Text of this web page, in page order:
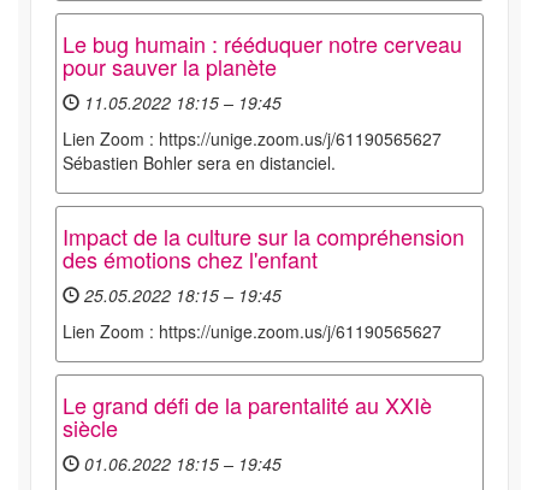
Le bug humain : rééduquer notre cerveau
pour sauver la planète
11.05.2022 18:15 – 19:45
Lien Zoom : https://unige.zoom.us/j/61190565627
Sébastien Bohler sera en distanciel.
Impact de la culture sur la compréhension
des émotions chez l'enfant
25.05.2022 18:15 – 19:45
Lien Zoom : https://unige.zoom.us/j/61190565627
Le grand défi de la parentalité au XXIè
siècle
01.06.2022 18:15 – 19:45